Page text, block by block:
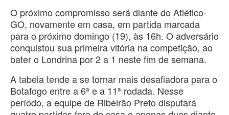
O próximo compromisso será diante do Atlético-
GO, novamente em casa, em partida marcada
para o próximo domingo (19), às 16h. O adversário
conquistou sua primeira vitória na competição, ao
bater o Londrina por 2 a 1 neste fim de semana.
A tabela tende a se tornar mais desafiadora para o
Botafogo entre a 6ª e a 11ª rodada. Nesse
período, a equipe de Ribeirão Preto disputará